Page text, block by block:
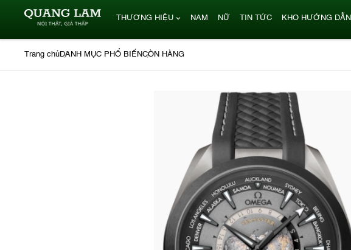
THƯƠNG HIỆU NAM NỮ TIN TỨC KHO HƯỚNG DẪN
Trang chủDANH MỤC PHỔ BIẾNCÒN HÀNG